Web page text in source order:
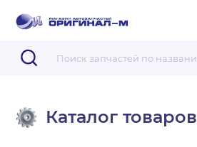
Каталог товаров